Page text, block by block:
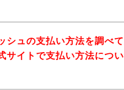
シュの支払い方法を調べ
サイトで支払い方法につ